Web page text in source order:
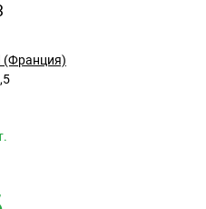
(Франция)